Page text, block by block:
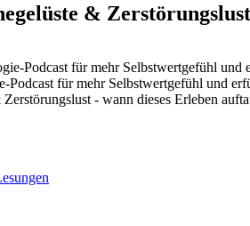
&
für mehr Selbstwertgefühl und
- wann dieses Erleben